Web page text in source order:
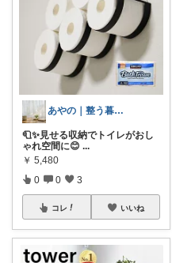
あやの｜整う暮らしROOM
🧻✨見せる収納でトイレがおし
ゃれ空間に😊 ...
￥ 5,480
0 0 3
コレ いいね